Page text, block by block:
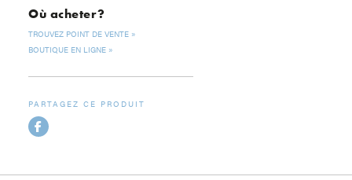
Où acheter?
TROUVEZ POINT DE VENTE
BOUTIQUE EN LIGNE
PARTAGEZ CE PRODUIT